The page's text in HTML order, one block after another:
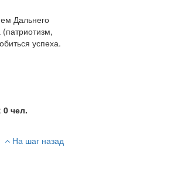
Дальнего
успеха.
0 чел.
На шаг назад